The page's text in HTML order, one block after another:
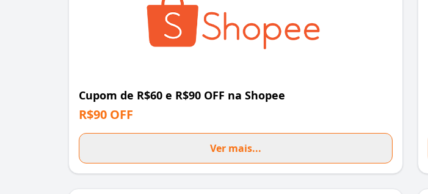
Cupom de R$60 e R$90 OFF na Shopee
R$90 OFF
Ver mais...